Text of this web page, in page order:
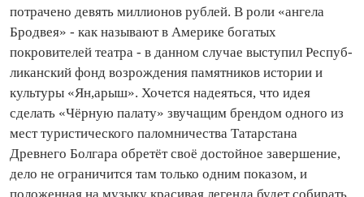
потрачено девять миллионов рублей. В роли «ангела
Бродвея» - как называют в Америке богатых
покровителей театра - в данном случае выступил Респуб­
ликанский фонд возрождения памятников истории и
культуры «Ян,арыш». Хочется надеяться, что идея
сделать «Чёрную палату» звучащим брендом одного из
мест туристического паломничества Татарстана
Древнего Болгара обретёт своё достойное завершение,
дело не ограничится там только одним показом, и